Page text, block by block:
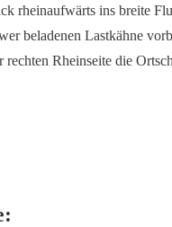
rheinaufwärts ins breite
beladenen Lastkähne
rechten Rheinseite die